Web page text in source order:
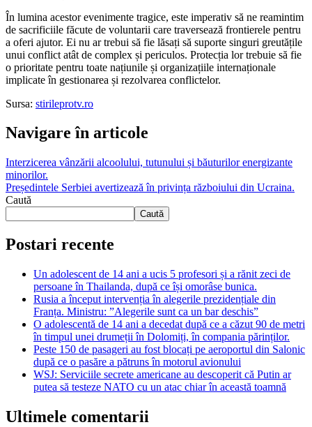
În lumina acestor evenimente tragice, este imperativ să ne reamintim
de sacrificiile făcute de voluntarii care traversează frontierele pentru
a oferi ajutor. Ei nu ar trebui să fie lăsați să suporte singuri greutățile
unui conflict atât de complex și periculos. Protecția lor trebuie să fie
o prioritate pentru toate națiunile și organizațiile internaționale
implicate în gestionarea și rezolvarea conflictelor.
Sursa: stirileprotv.ro
Navigare în articole
Interzicerea vânzării alcoolului, tutunului și băuturilor energizante
minorilor.
Președintele Serbiei avertizează în privința războiului din Ucraina.
Caută
Caută
Postari recente
Un adolescent de 14 ani a ucis 5 profesori și a rănit zeci de
persoane în Thailanda, după ce își omorâse bunica.
Rusia a început intervenția în alegerile prezidențiale din
Franța. Ministru: ”Alegerile sunt ca un bar deschis”
O adolescentă de 14 ani a decedat după ce a căzut 90 de metri
în timpul unei drumeții în Dolomiți, în compania părinților.
Peste 150 de pasageri au fost blocați pe aeroportul din Salonic
după ce o pasăre a pătruns în motorul avionului
WSJ: Serviciile secrete americane au descoperit că Putin ar
putea să testeze NATO cu un atac chiar în această toamnă
Ultimele comentarii